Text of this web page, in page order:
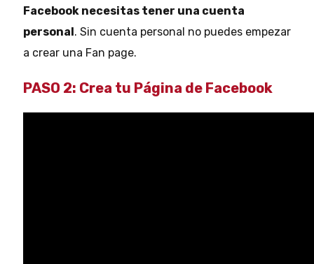
Facebook necesitas tener una cuenta
personal. Sin cuenta personal no puedes empezar
a crear una Fan page.
PASO 2: Crea tu Página de Facebook